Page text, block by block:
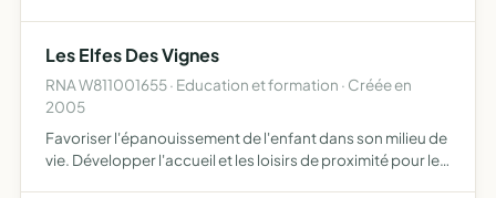
Les Elfes Des Vignes
RNA W811001655 · Education et formation · Créée en
2005
Favoriser l'épanouissement de l'enfant dans son milieu de
vie. Développer l'accueil et les loisirs de proximité pour les